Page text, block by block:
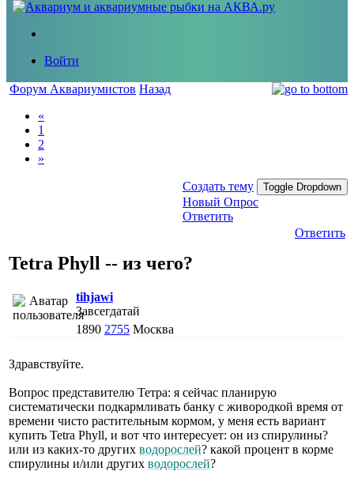
Войти
Форум Аквариумистов Назад
«
1
2
»
Создать тему Toggle Dropdown
Новый Опрос
Ответить
Ответить
Tetra Phyll -- из чего?
tihjawi
Завсегдатай
1890 2755 Москва
Здравствуйте.
Вопрос представителю Тетра: я сейчас планирую
систематически подкармливать банку с живородкой время от
времени чисто растительным кормом, у меня есть вариант
купить Tetra Phyll, и вот что интересует: он из спирулины?
или из каких-то других водорослей? какой процент в корме
спирулины и/или других водорослей?